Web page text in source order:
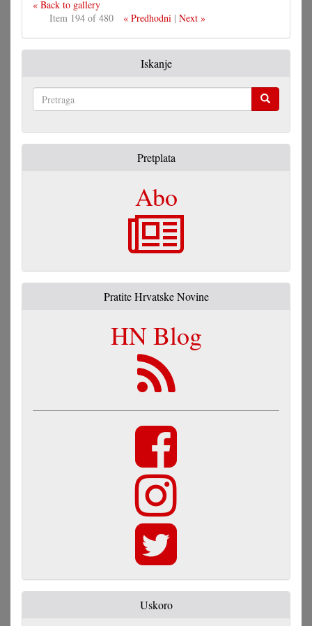
« Back to gallery
Item 194 of 480
« Predhodni| Next »
Iskanje
Pretplata
Abo
Pratite Hrvatske Novine
HN Blog
Uskoro